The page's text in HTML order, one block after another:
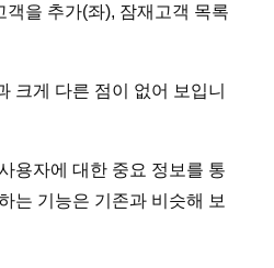
객을 추가(좌), 잠재고객 목록
크게 다른 점이 없어 보입니
용자에 대한 중요 정보를 통
는 기능은 기존과 비슷해 보